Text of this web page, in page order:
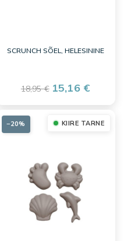
SCRUNCH SÕEL, HELESININE
18,95 € 15,16 €
KIIRE TARNE
−20%